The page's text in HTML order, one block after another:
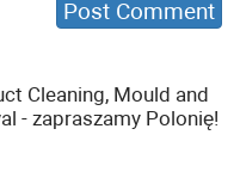
Cleaning, Mould and
- zapraszamy Polonię!